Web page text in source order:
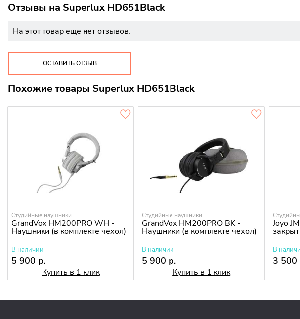
Отзывы на Superlux HD651Black
На этот товар еще нет отзывов.
ОСТАВИТЬ ОТЗЫВ
Похожие товары Superlux HD651Black
Студийные наушники
GrandVox HM200PRO WH -
Наушники (в комплекте чехол)
В наличии
5 900 р.
Купить в 1 клик
Студийные наушники
GrandVox HM200PRO BK -
Наушники (в комплекте чехол)
В наличии
5 900 р.
Купить в 1 клик
Joyo
В
3 500